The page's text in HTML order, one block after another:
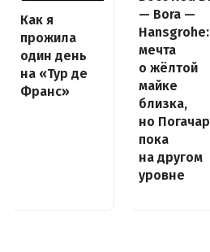
Как я
прожила
один день
на «Тур де
Франс»
— Bora —
Hansgrohe:
мечта
о жёлтой
майке
близка,
но Погачар
пока
на другом
уровне